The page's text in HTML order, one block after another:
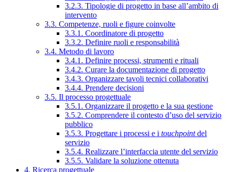
3.2.3. Tipologie di progetto in base all’ambito di
intervento
3.3. Competenze, ruoli e figure coinvolte
3.3.1. Coordinatore di progetto
3.3.2. Definire ruoli e responsabilità
3.4. Metodo di lavoro
3.4.1. Definire processi, strumenti e rituali
3.4.2. Curare la documentazione di progetto
3.4.3. Organizzare tavoli tecnici collaborativi
3.4.4. Prendere decisioni
3.5. Il processo progettuale
3.5.1. Organizzare il progetto e la sua gestione
3.5.2. Comprendere il contesto d’uso del servizio
pubblico
3.5.3. Progettare i processi e i touchpointdel
servizio
3.5.4. Realizzare l’interfaccia utente del servizio
3.5.5. Validare la soluzione ottenuta
4. Ricerca progettuale